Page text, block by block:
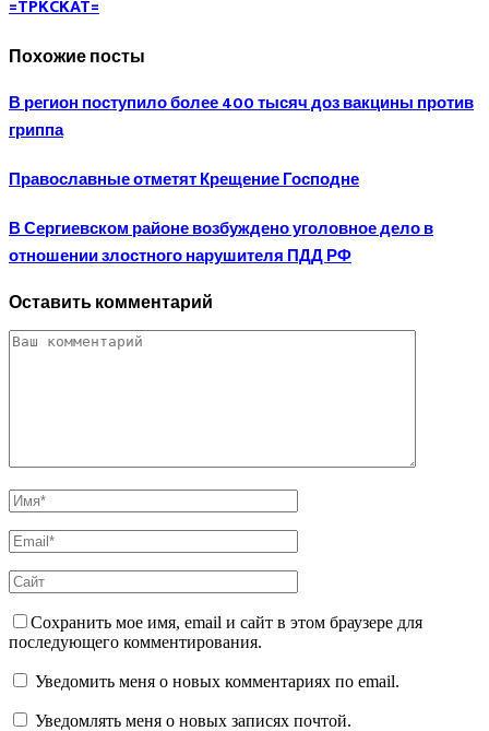
=TPKCKAT=
Похожие посты
В регион поступило более 400 тысяч доз вакцины против
гриппа
Православные отметят Крещение Господне
В Сергиевском районе возбуждено уголовное дело в
отношении злостного нарушителя ПДД РФ
Оставить комментарий
Сохранить мое имя, email и сайт в этом браузере для
последующего комментирования.
Уведомить меня о новых комментариях по email.
Уведомлять меня о новых записях почтой.